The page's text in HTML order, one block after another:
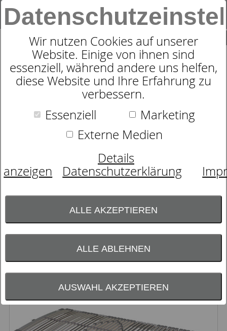
Wir nutzen Cookies auf unserer
Website. Einige von ihnen sind
essenziell, während andere uns helfen,
diese Website und Ihre Erfahrung zu
verbessern.
Essenziell
Marketing
Externe Medien
Details
anzeigen
Datenschutzerklärung
ALLE AKZEPTIEREN
ALLE ABLEHNEN
AUSWAHL AKZEPTIEREN
SUCHE
0
Produkte Schlafen Rahmen weitere Hersteller
4 Produkte
WEITERE HERSTELLER
- bitte wählen -
- bitte wählen -
Beliebtheit